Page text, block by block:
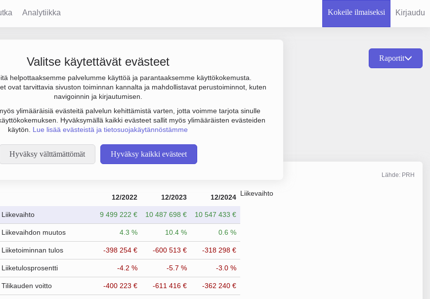
Analytiikka Kokeile ilmaiseksi Kirjaudu
Valitse käytettävät evästeet
helpottaaksemme palvelumme käyttöä ja parantaaksemme käyttökokemusta.
ovat tarvittavia sivuston toiminnan kannalta ja mahdollistavat perustoiminnot, kuten
navigoinnin ja kirjautumisen.
ylimääräisiä evästeitä palvelun kehittämistä varten, jotta voimme tarjota sinulle
Hyväksymällä kaikki evästeet sallit myös ylimääräisten evästeiden
käytön. Lue lisää evästeistä ja tietosuojakäytännöstämme
Hyväksy välttämättömät Hyväksy kaikki evästeet
Raportit
93. Sen päätoimiala on Ohjelmistojen suunnittelu ja valmistus,
(OY).
Lähde: PRH
12/2022 12/2023 12/2024
Liikevaihto 9 499 222 € 10 487 698 € 10 547 433 €
Liikevaihdon muutos 4.3 % 10.4 % 0.6 %
Liiketoiminnan tulos -398 254 € -600 513 € -318 298 €
Liiketulosprosentti -4.2 % -5.7 % -3.0 %
Tilikauden voitto -400 223 € -611 416 € -362 240 €
Liikevaihto